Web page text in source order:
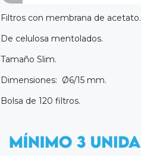
Filtros con membrana de acetato.
De celulosa mentolados.
Tamaño Slim.
Dimensiones: Ø6/15 mm.
Bolsa de 120 filtros.